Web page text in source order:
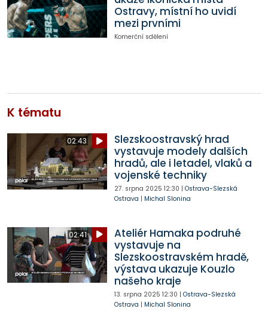
Ostravy, místní ho uvidí
mezi prvními
Komerční sdělení
K tématu
02:43
Slezskoostravský hrad
vystavuje modely dalších
hradů, ale i letadel, vlaků a
vojenské techniky
27. srpna 2025 12:30 | Ostrava-Slezská
Ostrava | Michal Slonina
02:41
Ateliér Hamaka podruhé
vystavuje na
Slezskoostravském hradě,
výstava ukazuje Kouzlo
našeho kraje
13. srpna 2025 12:30 | Ostrava-Slezská
Ostrava | Michal Slonina